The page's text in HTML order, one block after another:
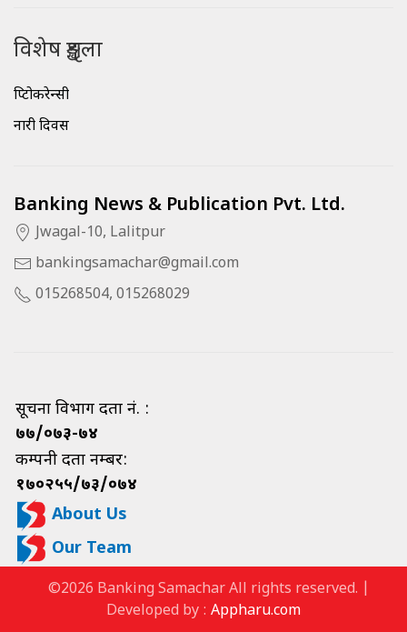
विशेष शृङ्खला
क्रिप्टोकरेन्सी
नारी दिवस
Banking News & Publication Pvt. Ltd.
Jwagal-10, Lalitpur
bankingsamachar@gmail.com
015268504, 015268029
सूचना विभाग दर्ता नं. :
७७/०७३-७४
कम्पनी दर्ता नम्बर:
१७०२५५/७३/०७४
About Us
Our Team
©2026 Banking Samachar All rights reserved. |
Developed by : Appharu.com